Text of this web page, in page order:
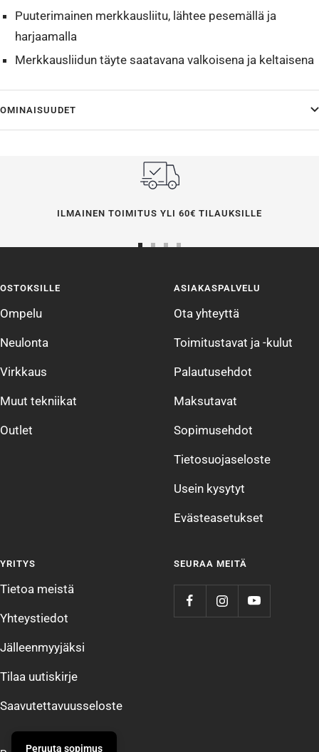
Puuterimainen merkkausliitu, lähtee pesemällä ja
harjaamalla
Merkkausliidun täyte saatavana valkoisena ja keltaisena
OMINAISUUDET
ILMAINEN TOIMITUS YLI 60€ TILAUKSILLE
4
OSTOKSILLE
Ompelu
Neulonta
Virkkaus
Muut tekniikat
Outlet
ASIAKASPALVELU
Ota yhteyttä
Toimitustavat ja -kulut
Palautusehdot
Maksutavat
Sopimusehdot
Tietosuojaseloste
Usein kysytyt
Evästeasetukset
YRITYS
Tietoa meistä
Yhteystiedot
Jälleenmyyjäksi
Tilaa uutiskirje
Saavutettavuusseloste
SEURAA MEITÄ
Peruuta sopimus